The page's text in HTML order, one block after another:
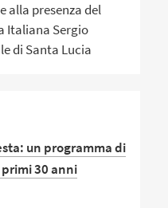
alla presenza del
Italiana Sergio
di Santa Lucia
un programma di
30 anni